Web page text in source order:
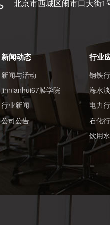
北京市西城区闹市口大街1
新闻动态
新闻与活动
jinnianhui67膜学院
行业新闻
公司公告
行业
钢铁
海水
电力
石化
饮用